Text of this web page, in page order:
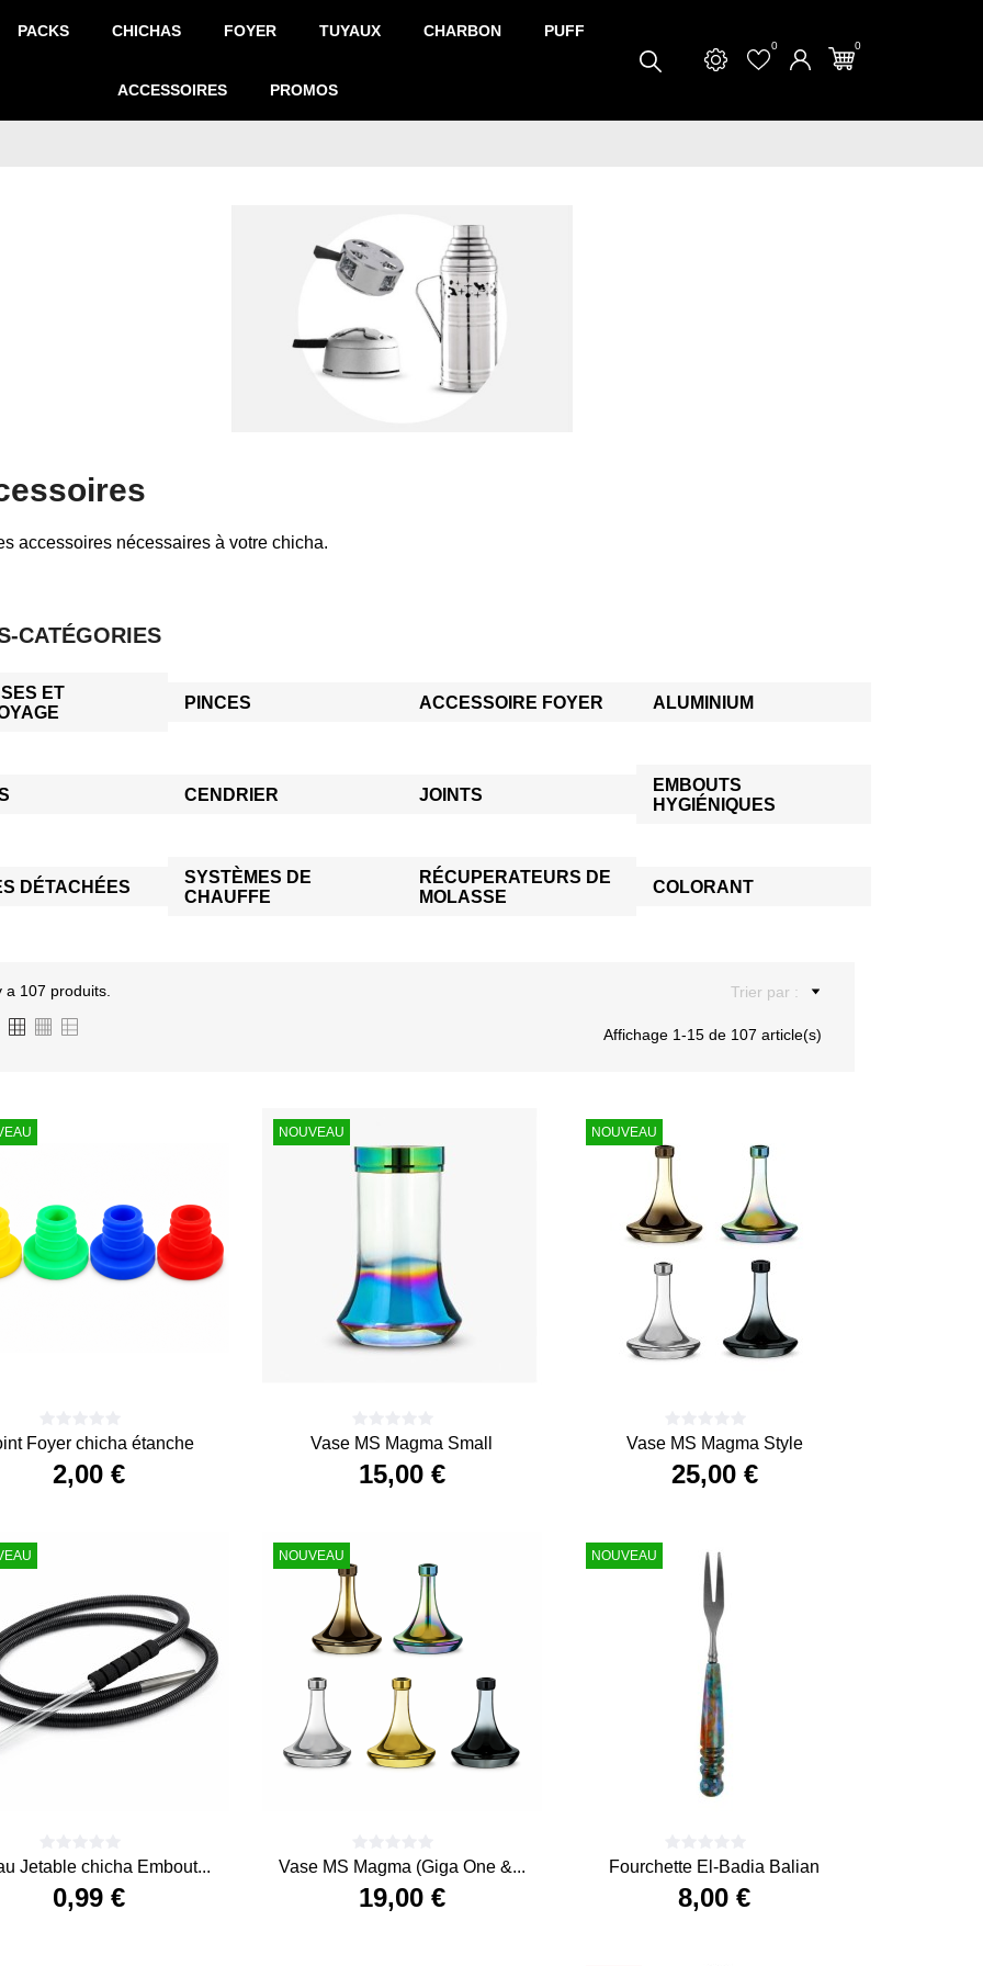
PACKS CHICHAS FOYER TUYAUX CHARBON PUFF
ACCESSOIRES PROMOS
0 0
accessoires nécessaires à votre chicha.
CATÉGORIES
ET
PINCES ACCESSOIRE FOYER ALUMINIUM
CENDRIER JOINTS
EMBOUTS
HYGIÉNIQUES
DÉTACHÉES
SYSTÈMES DE
CHAUFFE
RÉCUPERATEURS DE
MOLASSE
COLORANT
a 107 produits. Trier par :
Affichage 1-15 de 107 article(s)
Foyer chicha étanche
2,00 €
Vase MS Magma Small
15,00 €
NOUVEAU
Vase MS Magma Style
25,00 €
NOUVEAU
Jetable chicha Embout...
0,99 €
Vase MS Magma (Giga One &...
19,00 €
NOUVEAU
Fourchette El-Badia Balian
8,00 €
NOUVEAU